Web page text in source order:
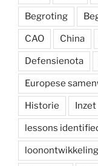
Begroting
CAO China
Defensienota
Europese
Historie Inzet
lessons
loonontwikkeling